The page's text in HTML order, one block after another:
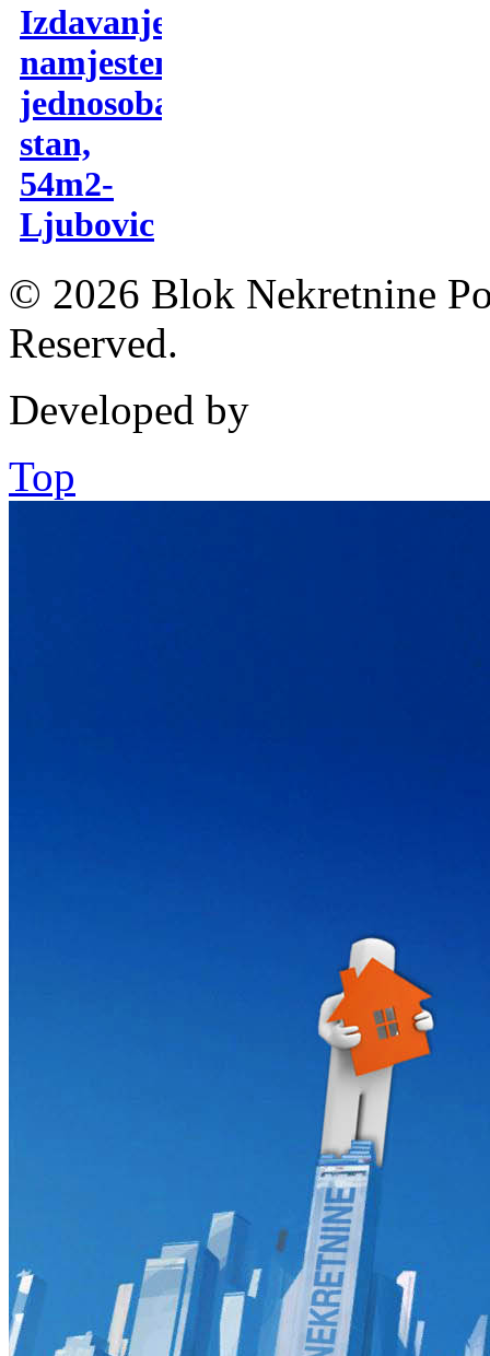
Izdavanje,
namjesten
jednosoban
stan,
54m2-
Ljubovic
© 2026 Blok Nekretnine
Reserved.
Developed by
Top